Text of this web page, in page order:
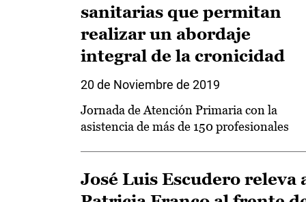
sanitarias que permitan
realizar un abordaje
integral de la cronicidad
20 de Noviembre de 2019
Jornada de Atención Primaria con la
asistencia de más de 150 profesionales
José Luis Escudero releva